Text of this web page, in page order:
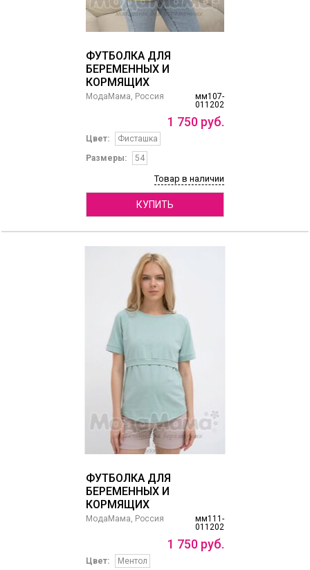
ФУТБОЛКА ДЛЯ
БЕРЕМЕННЫХ И
КОРМЯЩИХ
мм107-
011202
МодаМама, Россия
1 750 руб.
Цвет:
Фисташка
Размеры:
54
Товар в наличии
КУПИТЬ
ФУТБОЛКА ДЛЯ
БЕРЕМЕННЫХ И
КОРМЯЩИХ
мм111-
011202
МодаМама, Россия
1 750 руб.
Цвет:
Ментол